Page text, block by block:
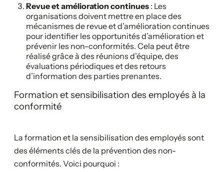
Revue et amélioration continues : Les
organisations doivent mettre en place des
mécanismes de revue et d’amélioration continues
pour identifier les opportunités d’amélioration et
prévenir les non-conformités. Cela peut être
réalisé grâce à des réunions d’équipe, des
évaluations périodiques et des retours
d’information des parties prenantes.
Formation et sensibilisation des employés à la
conformité
La formation et la sensibilisation des employés sont
des éléments clés de la prévention des non-
conformités. Voici pourquoi :